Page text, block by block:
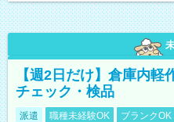
【週2日だけ】倉庫内
チェック・検品
派遣 職種未経験OK ブランクOK